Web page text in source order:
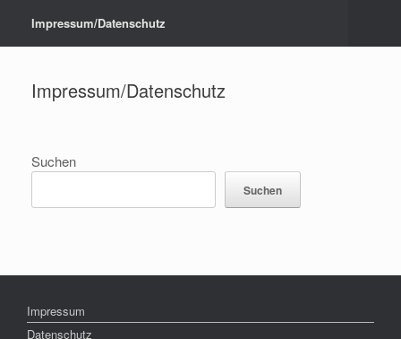
Impressum/Datenschutz
Impressum/Datenschutz
Suchen
Suchen
Impressum
Datenschutz